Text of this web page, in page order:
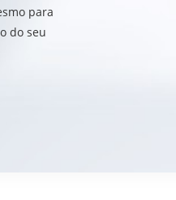
para
do seu